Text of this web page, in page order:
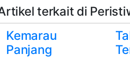
terkait di
Kemarau
Panjang